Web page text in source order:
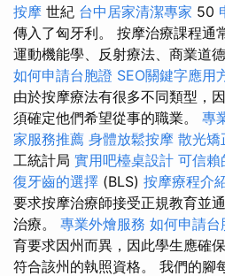
按摩 世紀 台中居家清潔專家 50
傳入了匈牙利。 按摩治療課程通
運動機能學、反射療法、商業道
如何申請台胞證 SEO關鍵字應用
由於按摩療法有很多不同類型，
須確定他們希望從事的職業。 專
家服務推薦 身體放鬆按摩 散光矯
工統計局 實用吧檯桌設計 可信賴
復牙齒的選擇 (BLS) 按摩療程介
要求按摩治療師接受正規教育並
治療。 專業外燴服務 如何申請台
育要求因州而異，因此學生應確
符合該州的執照資格。 我們的腳